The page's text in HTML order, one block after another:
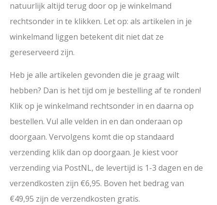
natuurlijk altijd terug door op je winkelmand
rechtsonder in te klikken. Let op: als artikelen in je
winkelmand liggen betekent dit niet dat ze
gereserveerd zijn.
Heb je alle artikelen gevonden die je graag wilt
hebben? Dan is het tijd om je bestelling af te ronden!
Klik op je winkelmand rechtsonder in en daarna op
bestellen. Vul alle velden in en dan onderaan op
doorgaan. Vervolgens komt die op standaard
verzending klik dan op doorgaan. Je kiest voor
verzending via PostNL, de levertijd is 1-3 dagen en de
verzendkosten zijn €6,95. Boven het bedrag van
€49,95 zijn de verzendkosten gratis.